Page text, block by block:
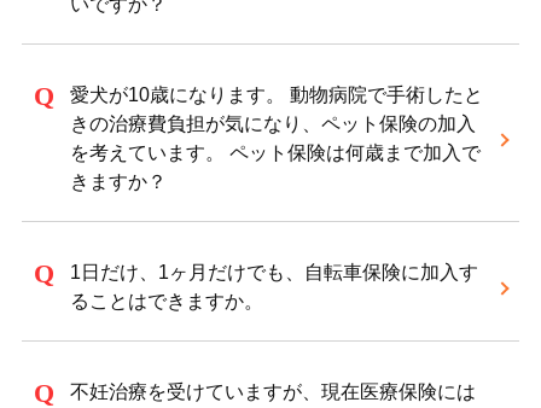
いですか？
愛犬が10歳になります。 動物病院で手術したと
きの治療費負担が気になり、ペット保険の加入
を考えています。 ペット保険は何歳まで加入で
きますか？
1日だけ、1ヶ月だけでも、自転車保険に加入す
ることはできますか。
不妊治療を受けていますが、現在医療保険には